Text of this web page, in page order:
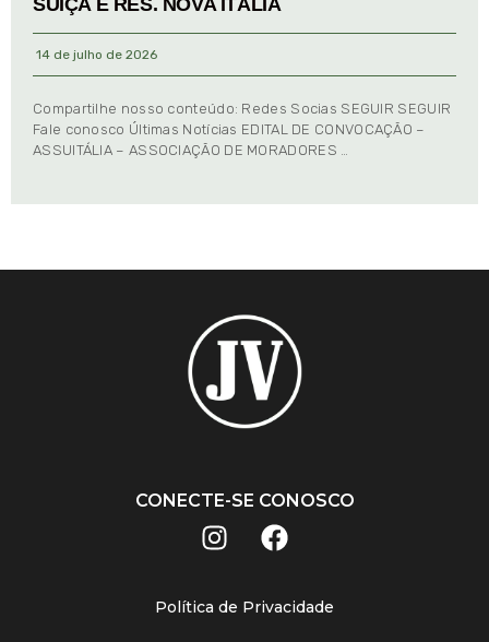
14 de julho de 2026
Compartilhe nosso conteúdo: Redes Socias SEGUIR SEGUIR
Fale conosco Últimas Notícias EDITAL DE CONVOCAÇÃO –
ASSUITÁLIA – ASSOCIAÇÃO DE MORADORES …
CONECTE-SE CONOSCO
Política de Privacidade